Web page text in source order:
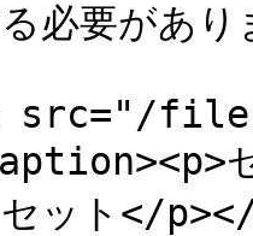
必要があり
files/
セ
セット</